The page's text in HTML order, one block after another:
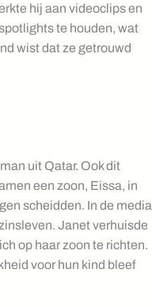
hij aan videoclips en
te houden, wat
wist dat ze getrouwd
uit Qatar. Ook dit
een zoon, Eissa, in
scheidden. In de media
Janet verhuisde
op haar zoon te richten.
voor hun kind bleef